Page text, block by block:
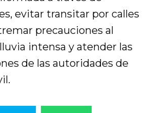
evitar transitar por calles
precauciones al
intensa y atender las
de las autoridades de